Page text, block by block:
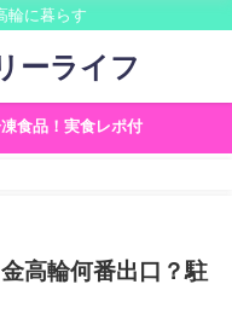
に暮らす
ーライフ
食品！実食レポ付
高輪何番出口？駐